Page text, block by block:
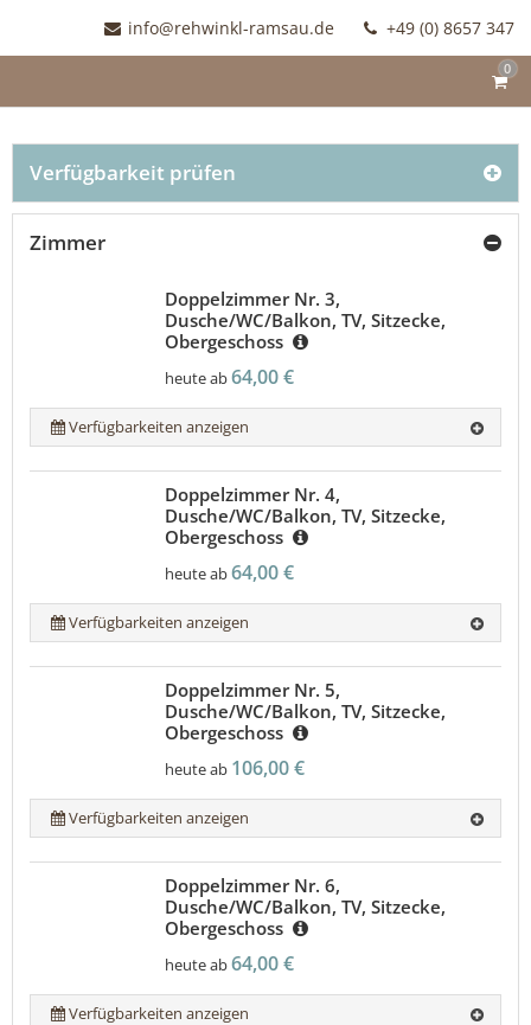
info@rehwinkl-ramsau.de +49 (0) 8657 347
0
Verfügbarkeit prüfen
Zimmer
Doppelzimmer Nr. 3,
Dusche/WC/Balkon, TV, Sitzecke,
Obergeschoss
heute ab64,00 €
Verfügbarkeiten anzeigen
Doppelzimmer Nr. 4,
Dusche/WC/Balkon, TV, Sitzecke,
Obergeschoss
heute ab64,00 €
Verfügbarkeiten anzeigen
Doppelzimmer Nr. 5,
Dusche/WC/Balkon, TV, Sitzecke,
Obergeschoss
heute ab 106,00 €
Verfügbarkeiten anzeigen
Doppelzimmer Nr. 6,
Dusche/WC/Balkon, TV, Sitzecke,
Obergeschoss
heute ab64,00 €
Verfügbarkeiten anzeigen